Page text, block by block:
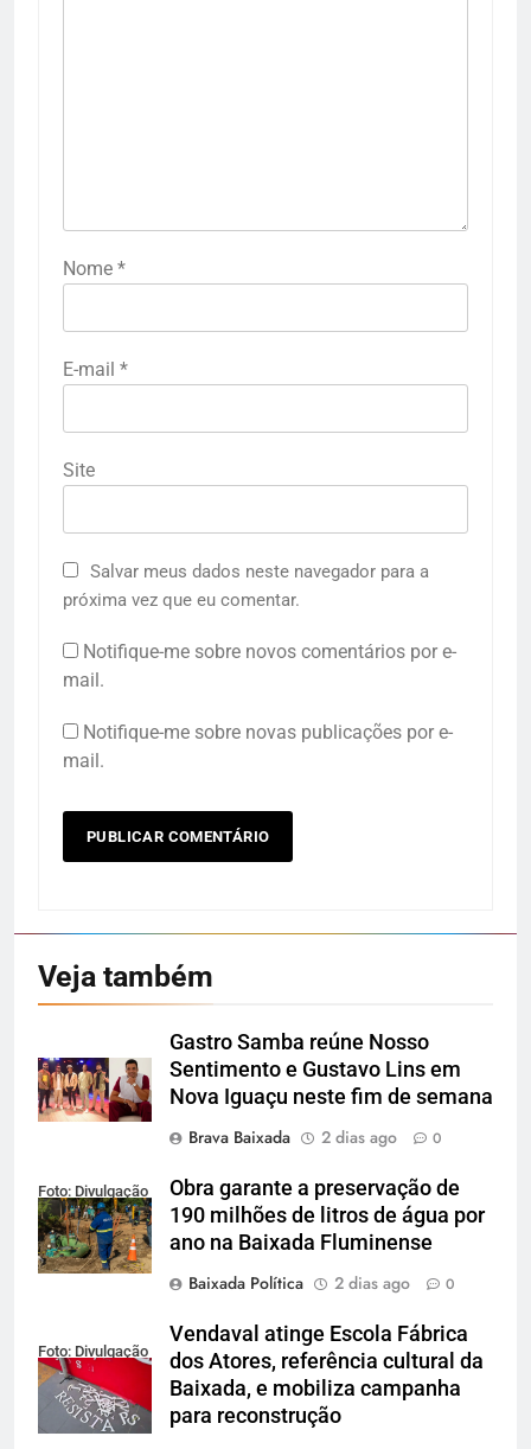
Nome *
E-mail *
Site
Salvar meus dados neste navegador para a
próxima vez que eu comentar.
Notifique-me sobre novos comentários por e-
mail.
Notifique-me sobre novas publicações por e-
mail.
Veja também
Gastro Samba reúne Nosso
Sentimento e Gustavo Lins em
Nova Iguaçu neste fim de semana
Brava Baixada
2 dias ago 0
Foto: Divulgação
Obra garante a preservação de
190 milhões de litros de água por
ano na Baixada Fluminense
Baixada Política
2 dias ago 0
Foto: Divulgação
Vendaval atinge Escola Fábrica
dos Atores, referência cultural da
Baixada, e mobiliza campanha
para reconstrução